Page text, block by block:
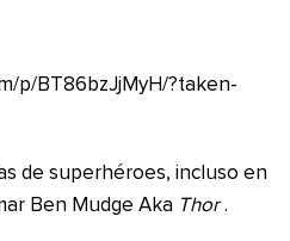
p/BT86bzJjMyH/?taken-
de superhéroes, incluso en
Ben Mudge Aka Thor .